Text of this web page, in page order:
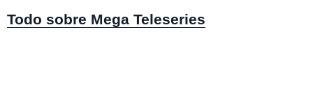
Todo sobre Mega Teleseries